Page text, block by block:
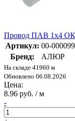
Провод ПАВ 1х4 ОК
Артикул: 00-
Бренд:
АЛЮР
На складе 41960 м
Обновлено 06.08.2026
Цена:
8.96 руб. / м
-